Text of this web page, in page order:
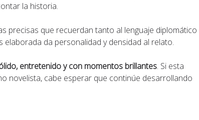
la historia.
precisas que recuerdan tanto al lenguaje diplomático
da personalidad y densidad al relato.
entretenido y con momentos brillantes. Si esta
novelista, cabe esperar que continúe desarrollando